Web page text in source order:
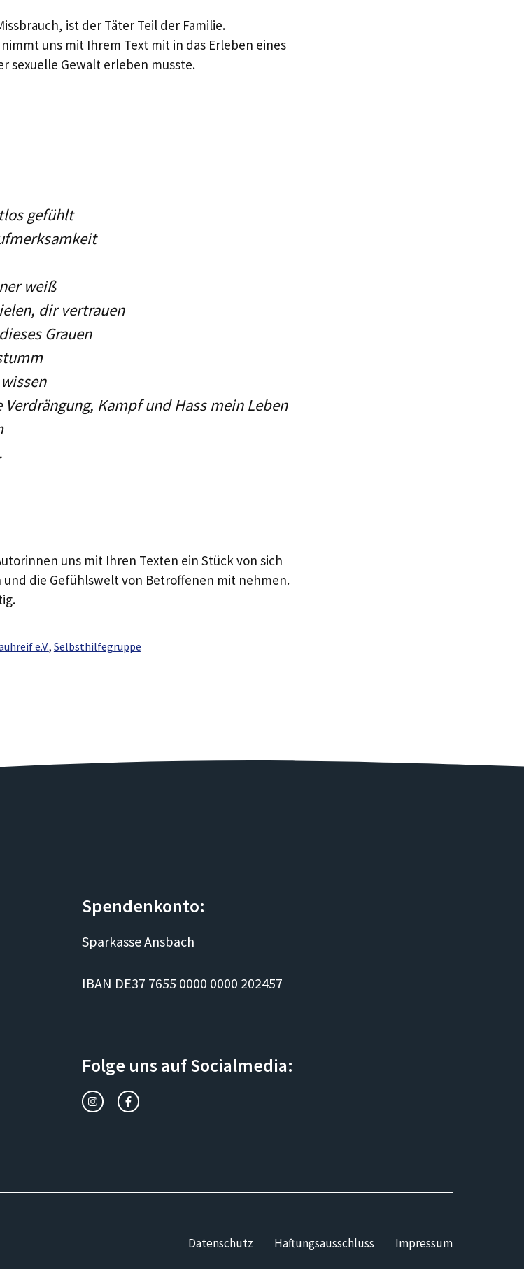
ist der Täter Teil der Familie.
uns mit Ihrem Text mit in das Erleben eines
sexuelle Gewalt erleben musste.
gefühlt
weiß
dir vertrauen
Grauen
Kampf und Hass mein Leben
uns mit Ihren Texten ein Stück von sich
und die Gefühlswelt von Betroffenen mit nehmen.
e.V., Selbsthilfegruppe
Spendenkonto:
Sparkasse Ansbach
IBAN DE37 7655 0000 0000 202457
Folge uns auf Socialmedia:
Datenschutz Haftungsausschluss Impressum